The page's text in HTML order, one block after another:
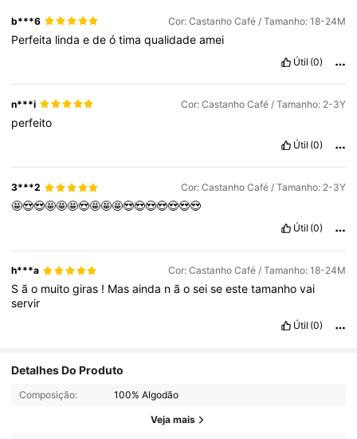
b***6 Cor: Castanho Café / Tamanho: 18-24M
Perfeita lindaedeótimaqualidadeamei
Útil (0)
n***i Cor: Castanho Café / Tamanho: 2-3Y
perfeito
Útil (0)
3***2 Cor: Castanho Café / Tamanho: 2-3Y
🤩😍😍🤩🤩🤩😍🤩🤩🤩😍😍😍😍😍😍😍
Útil (0)
h***a Cor: Castanho Café / Tamanho: 18-24M
São muitogiras ! Masainda nãoseiseestetamanhovai
servir
Útil (0)
Detalhes Do Produto
Composição: 100% Algodão
Veja mais